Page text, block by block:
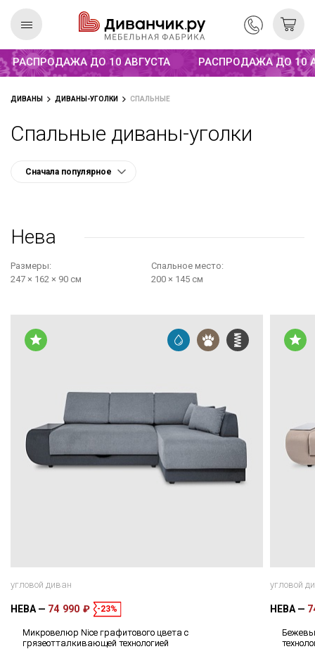
Распродажа до 10 августа
РАСПРОДАЖА ДО 10 АВГУСТА
РАСПРОДАЖА ДО 10
ДИВАНЫ ДИВАНЫ-УГОЛКИ СПАЛЬНЫЕ
Спальные диваны-уголки
Нева
Размеры:
247 × 162 × 90 см
Cпальное место:
200 × 145 см
угловой диван
НЕВА 74 990 ₽ -23%
Микровелюр Nice графитового цвета с
грязеотталкивающей технологией
угловой
НЕВА
коллекция